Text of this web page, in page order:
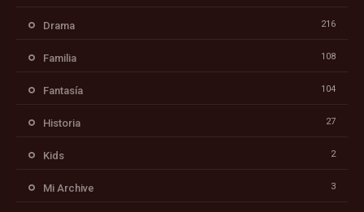
Drama 216
Familia 108
Fantasía 104
Historia 27
Kids 2
Mi Archive 3